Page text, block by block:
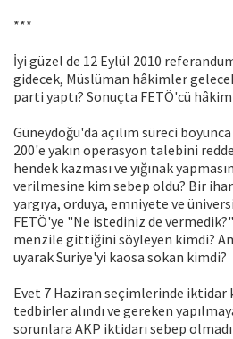
***
İyi güzel de 12 Eylül 2010
gidecek, Müslüman hâkimler
parti yaptı? Sonuçta FETÖ'cü
Güneydoğu'da açılım süreci
200'e yakın operasyon talebini
hendek kazması ve yığınak
verilmesine kim sebep oldu? Bir
yargıya, orduya, emniyete ve
FETÖ'ye "Ne istediniz de
menzile gittiğini söyleyen kimdi?
uyarak Suriye'yi kaosa sokan kimdi?
Evet 7 Haziran seçimlerinde iktidar
tedbirler alındı ve gereken
sorunlara AKP iktidarı sebep olmadı